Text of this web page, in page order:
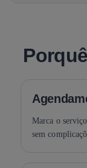
Marca o
sem